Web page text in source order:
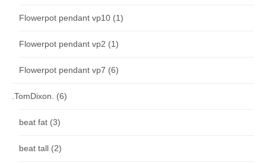
Flowerpot pendant vp10 (1)
Flowerpot pendant vp2 (1)
Flowerpot pendant vp7 (6)
.TomDixon. (6)
beat fat (3)
beat tall (2)